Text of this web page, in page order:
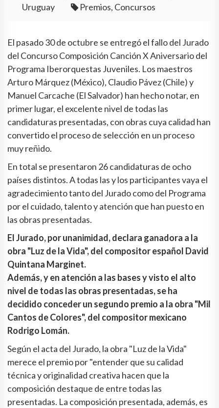
Uruguay
Premios, Concursos
El pasado 30 de octubre se entregó el fallo del Jurado
del Concurso Composición Canción X Aniversario del
Programa Iberorquestas Juveniles. Los maestros
Arturo Márquez (México), Claudio Pávez (Chile) y
Manuel Carcache (El Salvador) han hecho notar, en
primer lugar, el excelente nivel de todas las
candidaturas presentadas, con obras cuya calidad han
convertido el proceso de selección en un proceso
muy reñido.
En total se presentaron 26 candidaturas de ocho
países distintos. A todas las y los participantes vaya el
agradecimiento tanto del Jurado como del Programa
por el cuidado, talento y atención que han puesto en
las obras presentadas.
El Jurado, por unanimidad, declara ganadora a la
obra "Luz de la Vida", del compositor español David
Quintana Marginet.
Además, y en atención a las bases y visto el alto
nivel de todas las obras presentadas, se ha
decidido conceder un segundo premio a la obra "Mil
Cantos de Colores", del compositor mexicano
Rodrigo Lomán.
Según el acta del Jurado, la obra "Luz de la Vida"
merece el premio por "entender que su calidad
técnica y originalidad creativa hacen que la
composición destaque de entre todas las
presentadas. La composición presentada, además, es